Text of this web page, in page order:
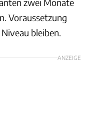
Voraussetzung
bleiben.
ANZEIGE